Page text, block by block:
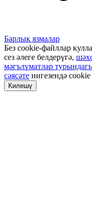
Барлык язмалар
Без cookie-файллар
сез әлеге белдерүгә,
мәгълүматлар
сәясәте нигезендә
Килешү